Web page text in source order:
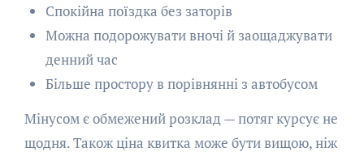
Спокійна поїздка без заторів
Можна подорожувати вночі й заощаджувати
денний час
Більше простору в порівнянні з автобусом
Мінусом є обмежений розклад — потяг курсує не
щодня. Також ціна квитка може бути вищою, ніж